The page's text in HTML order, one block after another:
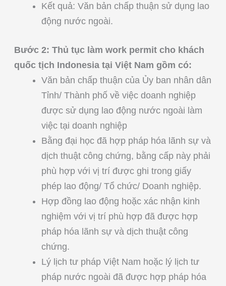
Kết quả: Văn bản chấp thuận sử dụng lao
động nước ngoài.
Bước 2: Thủ tục làm work permit cho khách
quốc tịch Indonesia tại Việt Nam gồm có:
Văn bản chấp thuận của Ủy ban nhân dân
Tỉnh/ Thành phố về việc doanh nghiệp
được sử dụng lao động nước ngoài làm
việc tại doanh nghiệp
Bằng đại học đã hợp pháp hóa lãnh sự và
dịch thuật công chứng, bằng cấp này phải
phù hợp với vị trí được ghi trong giấy
phép lao động/ Tổ chức/ Doanh nghiệp.
Hợp đồng lao động hoặc xác nhận kinh
nghiệm với vị trí phù hợp đã được hợp
pháp hóa lãnh sự và dịch thuật công
chứng.
Lý lịch tư pháp Việt Nam hoặc lý lịch tư
pháp nước ngoài đã được hợp pháp hóa